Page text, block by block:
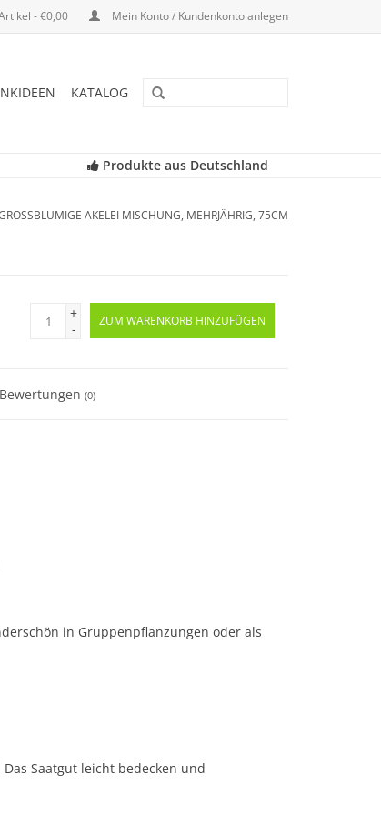
- €0,00 Mein Konto / Kundenkonto anlegen
KATALOG
Produkte aus Deutschland
AKELEI MISCHUNG, MEHRJÄHRIG, 75CM
+
-
ZUM WARENKORB HINZUFÜGEN
Bewertungen(0)
in Gruppenpflanzungen oder als
Saatgut leicht bedecken und